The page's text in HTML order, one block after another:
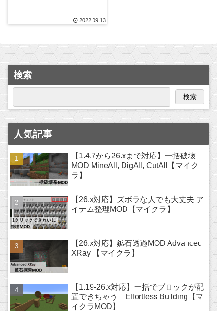
2022.09.13
検索
検索
人気記事
【1.4.7から26.xまで対応】一括破壊
MOD MineAll, DigAll, CutAll【マイク
ラ】
【26.x対応】ズボラな人でも大丈夫 ア
イテム整理MOD【マイクラ】
【26.x対応】鉱石透過MOD Advanced
XRay 【マイクラ】
【1.19-26.x対応】一括でブロックが配
置できちゃう Effortless Building【マ
イクラMOD】